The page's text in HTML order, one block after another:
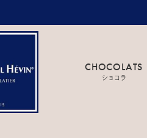
CHOCOLATS
ショコラ